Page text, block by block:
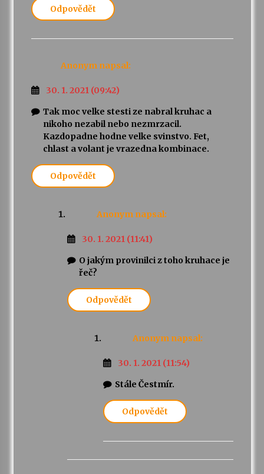
Odpovědět
Anonym napsal:
30. 1. 2021 (09:42)
Tak moc velke stesti ze nabral kruhac a
nikoho nezabil nebo nezmrzacil.
Kazdopadne hodne velke svinstvo. Fet,
chlast a volant je vrazedna kombinace.
Odpovědět
Anonym napsal:
30. 1. 2021 (11:41)
O jakým provinilci z toho kruhace je
řeč?
Odpovědět
Anonym napsal:
30. 1. 2021 (11:54)
Stále Čestmír.
Odpovědět